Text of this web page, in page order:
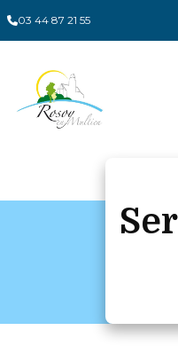
03 44 87 21 55
Panneau de gestion des